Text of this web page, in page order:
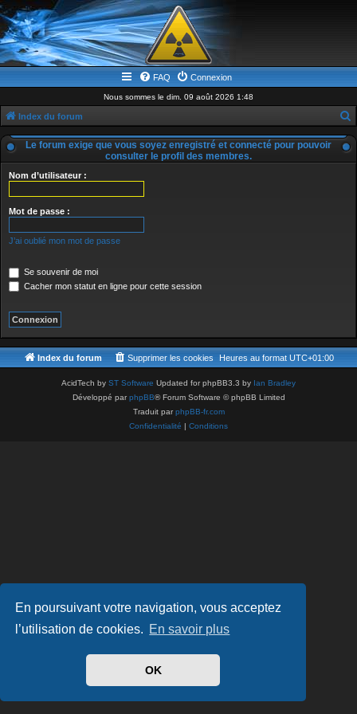
En poursuivant votre navigation, vous acceptez
l’utilisation de cookies. En savoir plus
OK
FAQ Connexion
Nous sommes le dim. 09 août 2026 1:48
Index du forum
e
Le forum exige que vous soyez enregistré et connecté pour pouvoir
consulter le profil des membres.
Nom d’utilisateur :
Mot de passe :
J’ai oublié mon mot de passe
Se souvenir de moi
Cacher mon statut en ligne pour cette session
Index du forum Heures au format UTC+01:00
Supprimer les cookies
AcidTech by ST Software Updated for phpBB3.3 by Ian Bradley
Développé parphpBB® Forum Software © phpBB Limited
Traduit parphpBB-fr.com
Confidentialité | Conditions